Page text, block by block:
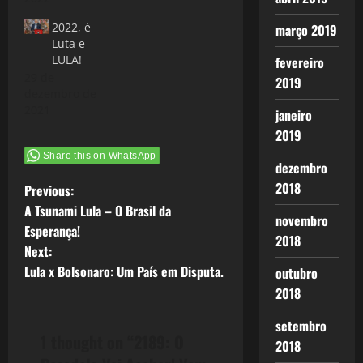
2022, é
Luta e
LULA!
Share this on WhatsApp
P
o
s
Previous:
A Tsunami Lula – O Brasil da
Esperança!
Next:
Lula x Bolsonaro: Um País em Disputa.
março 2019
fevereiro
2019
janeiro
2019
dezembro
2018
novembro
2018
outubro
2018
setembro
2018